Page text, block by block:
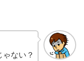
ない？